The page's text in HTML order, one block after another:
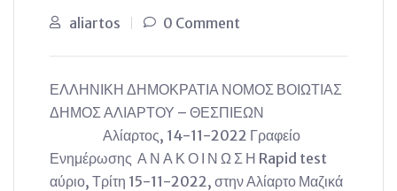
aliartos 0 Comment
ΕΛΛΗΝΙΚΗ ΔΗΜΟΚΡΑΤΙΑ ΝΟΜΟΣ ΒΟΙΩΤΙΑΣ
ΔΗΜΟΣ ΑΛΙΑΡΤΟΥ – ΘΕΣΠΙΕΩΝ
Αλίαρτος, 14-11-2022 Γραφείο
Ενημέρωσης Α Ν Α Κ Ο Ι Ν Ω Σ Η Rapid test
αύριο, Τρίτη 15-11-2022, στην Αλίαρτο Μαζικά